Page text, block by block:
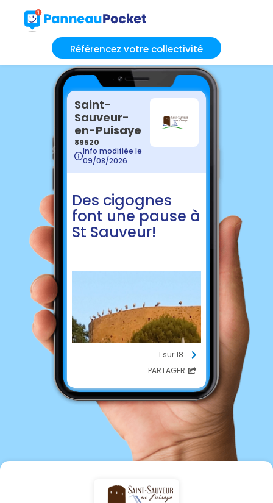
Référencez votre collectivité
Saint-
Sauveur-
en-Puisaye
89520
Info modifiée le
09/08/2026
Des cigognes
font une pause à
St Sauveur!
1 sur 18
PARTAGER